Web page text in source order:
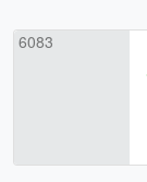
6083